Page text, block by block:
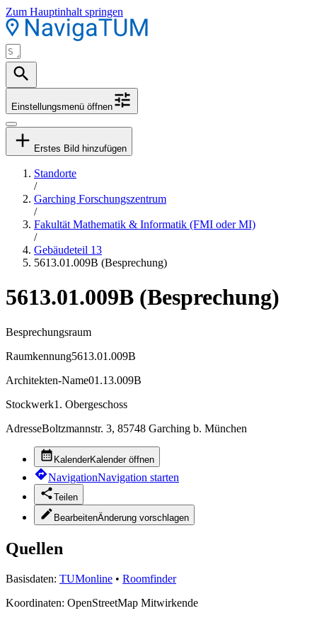
Zum Hauptinhalt springen
Einstellungsmenü öffnen
Erstes Bild hinzufügen
Standorte
/
Garching Forschungszentrum
/
Fakultät Mathematik & Informatik (FMI oder MI)
/
Gebäudeteil 13
5613.01.009B (Besprechung)
5613.01.009B (Besprechung)
Besprechungsraum
Raumkennung5613.01.009B
Architekten-Name01.13.009B
Stockwerk1. Obergeschoss
AdresseBoltzmannstr. 3, 85748 Garching b. München
KalenderKalender öffnen
NavigationNavigation starten
Teilen
BearbeitenÄnderung vorschlagen
Quellen
Basisdaten: TUMonline • Roomfinder
Koordinaten: OpenStreetMap Mitwirkende